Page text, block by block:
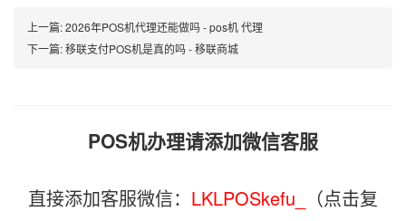
上一篇:2026年POS机代理还能做吗 - pos机 代理
下一篇:移联支付POS机是真的吗 - 移联商城
POS机办理请添加微信客服
直接添加客服微信： LKLPOSkefu_ （点击复